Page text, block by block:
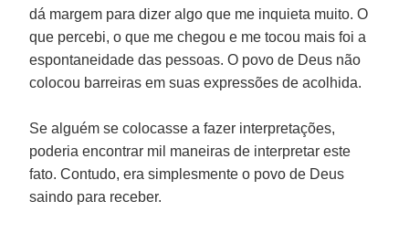
dá margem para dizer algo que me inquieta muito. O
que percebi, o que me chegou e me tocou mais foi a
espontaneidade das pessoas. O povo de Deus não
colocou barreiras em suas expressões de acolhida.
Se alguém se colocasse a fazer interpretações,
poderia encontrar mil maneiras de interpretar este
fato. Contudo, era simplesmente o povo de Deus
saindo para receber.